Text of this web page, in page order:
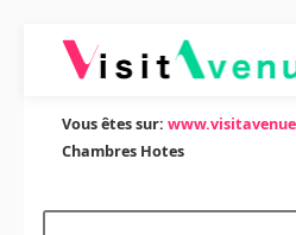
Vous êtes sur:
Chambres Hotes